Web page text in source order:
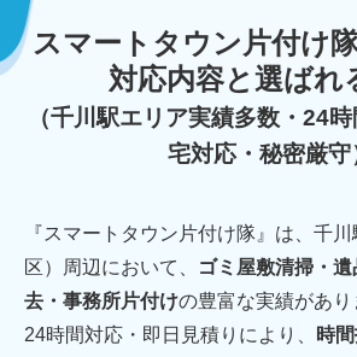
スマートタウン片付け
対応内容と選ばれ
（千川駅エリア実績多数・24
宅対応・秘密厳守
『スマートタウン片付け隊』は、千
区）周辺において、
ゴミ屋敷清掃・
去・事務所片付けの豊富な実績があり
24時間対応・即日見積りにより、
時